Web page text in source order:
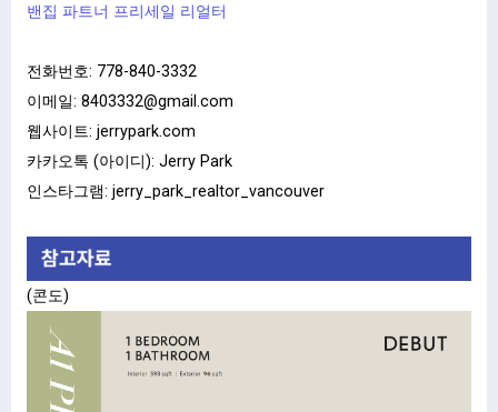
밴집 파트너 프리세일 리얼터
전화번호: 778-840-3332
이메일: 8403332@gmail.com
웹사이트: jerrypark.com
카카오톡 (아이디): Jerry Park
인스타그램: jerry_park_realtor_vancouver
(콘도)